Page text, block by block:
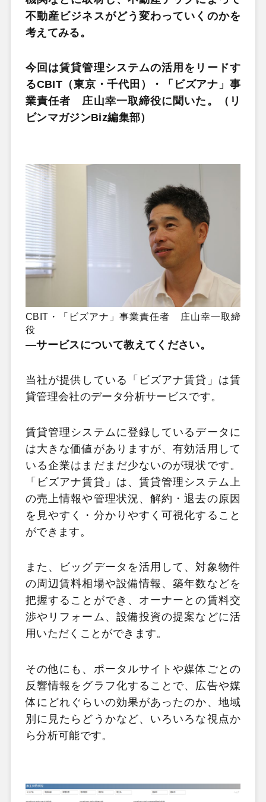
不動産ビジネスがどう変わっていくのかを
考えてみる。
今回は賃貸管理システムの活用をリードす
るCBIT（東京・千代田）・「ビズアナ」事
業責任者 庄山幸一取締役に聞いた 。（リ
ビンマガジンBiz編集部）
CBIT・「ビズアナ」事業責任者 庄山幸一取締
役
―サービスについて教えてください。
当社が提供している「ビズアナ賃貸」は賃
貸管理会社のデータ分析サービスです。
賃貸管理システムに登録しているデータに
は大きな価値がありますが、有効活用して
いる企業はまだまだ少ないのが現状です。
「ビズアナ賃貸」は、賃貸管理システム上
の売上情報や管理状況、解約・退去の原因
を見やすく・分かりやすく可視化すること
ができます。
また、ビッグデータを活用して、対象物件
の周辺賃料相場や設備情報、築年数などを
把握することができ、オーナーとの賃料交
渉やリフォーム、設備投資の提案などに活
用いただくことができます。
その他にも、ポータルサイトや媒体ごとの
反響情報をグラフ化することで、広告や媒
体にどれぐらいの効果があったのか、地域
別に見たらどうかなど、いろいろな視点か
ら分析可能です。